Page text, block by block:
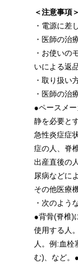
＜注意事項＞
・電源に差
・医師の治
・お使いの
いによる返
・取り扱い
・医師の治
●ペースメ
静を必要と
急性炎症症
症の人、脊
出産直後の
尿病などに
その他医療
・次のよう
●背骨(脊椎)
使用する人
人。例:血栓
む)、など。